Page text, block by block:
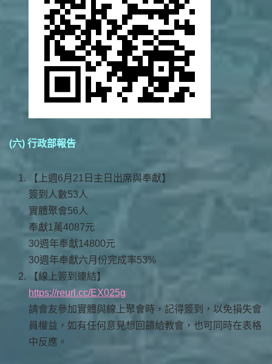
(六) 行政部報告
【上週6月21日主日出席與奉獻】
簽到人數53人
實體聚會56人
奉獻1萬4087元
30週年奉獻14800元
30週年奉獻六月份完成率53%
【線上簽到連結】
https://reurl.cc/EX025g
請會友參加實體與線上聚會時，記得簽到，以免損失會
員權益，如有任何意見想回饋給教會，也可同時在表格
中反應。